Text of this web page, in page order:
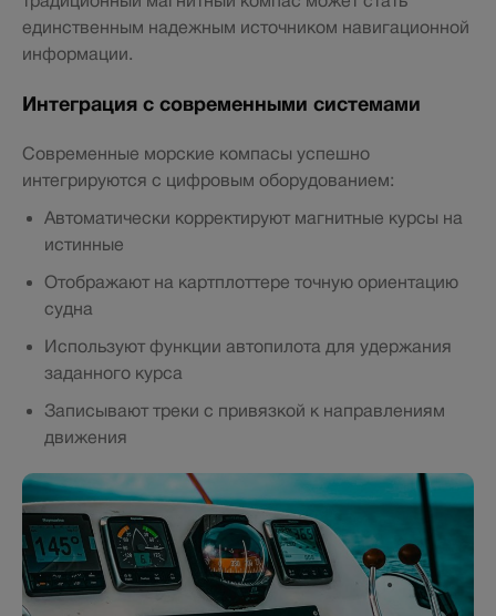
единственным надежным источником навигационной
информации.
Интеграция с современными системами
Современные морские компасы успешно
интегрируются с цифровым оборудованием:
Автоматически корректируют магнитные курсы на
истинные
Отображают на картплоттере точную ориентацию
судна
Используют функции автопилота для удержания
заданного курса
Записывают треки с привязкой к направлениям
движения